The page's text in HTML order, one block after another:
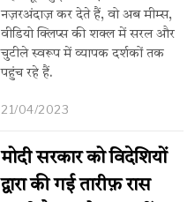
नज़रअंदाज़ कर देते हैं, वो अब मीम्स,
वीडियो क्लिप्स की शक्ल में सरल और
चुटीले स्वरूप में व्यापक दर्शकों तक
पहुंच रहे हैं.
21/04/2023
मोदी सरकार को विदेशियों
द्वारा की गई तारीफ़ रास